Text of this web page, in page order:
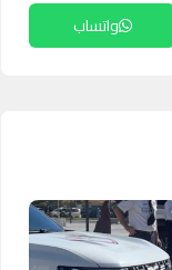
واتساب